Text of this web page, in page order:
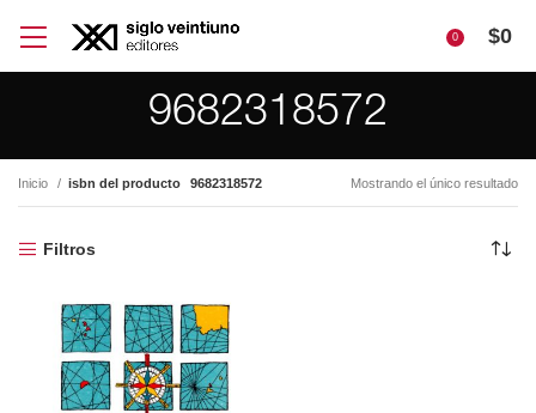
0 $0
9682318572
Inicio isbn del producto 9682318572 Mostrando el único resultado
Filtros